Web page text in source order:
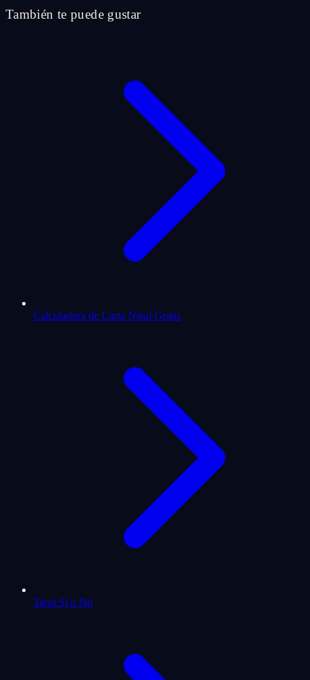
También te puede gustar
Calculadora de Carta Natal Gratis
Tarot Sí o No